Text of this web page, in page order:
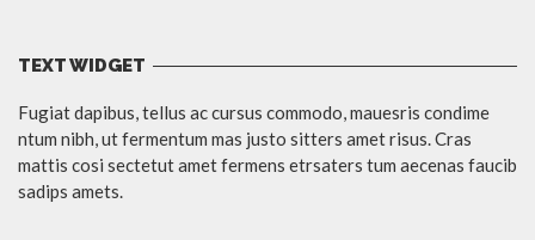
TEXT WIDGET
Fugiat dapibus, tellus ac cursus commodo, mauesris condime
ntum nibh, ut fermentum mas justo sitters amet risus. Cras
mattis cosi sectetut amet fermens etrsaters tum aecenas faucib
sadips amets.